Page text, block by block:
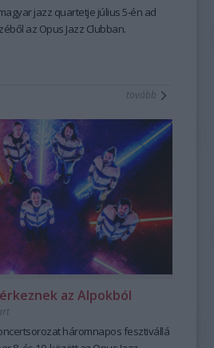
jazz quartetje július 5-én ad
az Opus Jazz Clubban.
tovább
az Alpokból
háromnapos fesztivállá